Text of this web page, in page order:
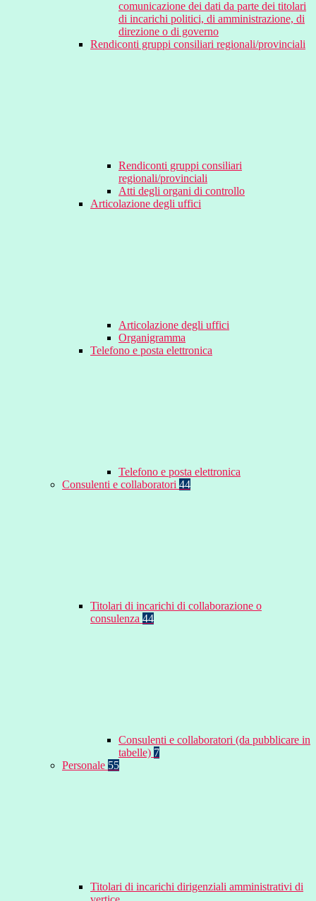
comunicazione dei dati da parte dei titolari
di incarichi politici, di amministrazione, di
direzione o di governo
Rendiconti gruppi consiliari regionali/provinciali
Rendiconti gruppi consiliari
regionali/provinciali
Atti degli organi di controllo
Articolazione degli uffici
Articolazione degli uffici
Organigramma
Telefono e posta elettronica
Telefono e posta elettronica
Consulenti e collaboratori 44
Titolari di incarichi di collaborazione o
consulenza 44
Consulenti e collaboratori (da pubblicare in
tabelle) 7
Personale 55
Titolari di incarichi dirigenziali amministrativi di